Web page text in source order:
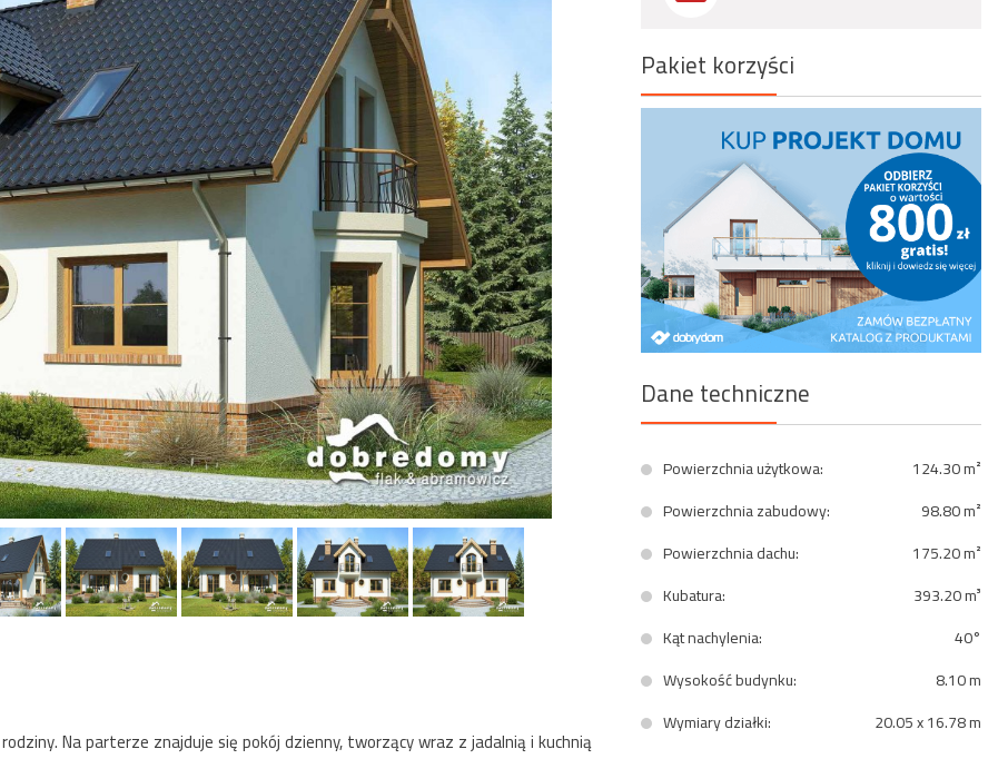
Szukaj
Na parterze znajduje się pokój dzienny, tworzący wraz z jadalnią i kuchnią
Pakiet korzyści
Dane techniczne
Powierzchnia użytkowa:
124.30 m²
Powierzchnia zabudowy:
98.80 m²
Powierzchnia dachu:
175.20 m²
Kubatura:
393.20 m³
Kąt nachylenia:
40°
Wysokość budynku:
8.10 m
Wymiary działki:
20.05 x 16.78 m